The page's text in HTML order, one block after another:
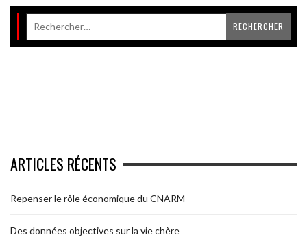
ARTICLES RÉCENTS
Repenser le rôle économique du CNARM
Des données objectives sur la vie chère